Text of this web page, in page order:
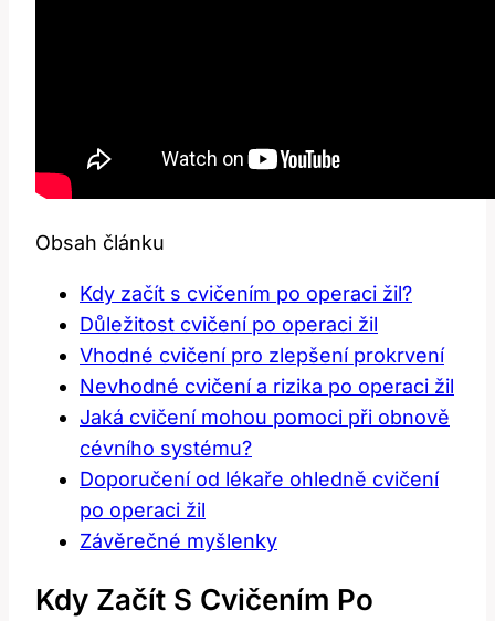
Obsah článku
Kdy začít s cvičením po operaci žil?
Důležitost cvičení po operaci žil
Vhodné cvičení pro zlepšení prokrvení
Nevhodné cvičení a rizika po operaci žil
Jaká cvičení mohou pomoci při obnově
cévního systému?
Doporučení od lékaře ohledně cvičení
po operaci žil
Závěrečné myšlenky
Kdy Začít S Cvičením Po